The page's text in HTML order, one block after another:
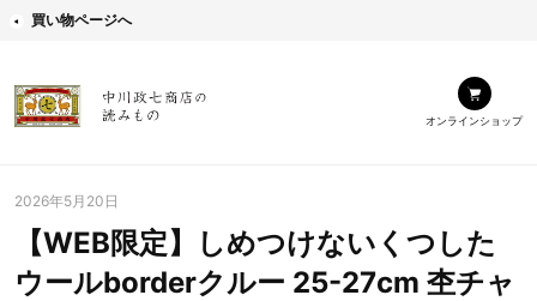
買い物ページへ
オンラインショップ
2026年5月20日
【WEB限定】しめつけないくつした
ウールborderクルー 25-27cm 杢チャ